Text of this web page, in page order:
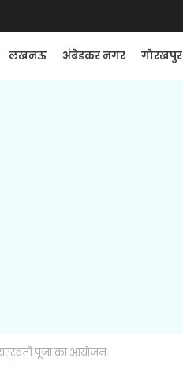
लखनऊ अंबेडकर नगर गोरखपुर
सरस्वती पूजा का आयोजन